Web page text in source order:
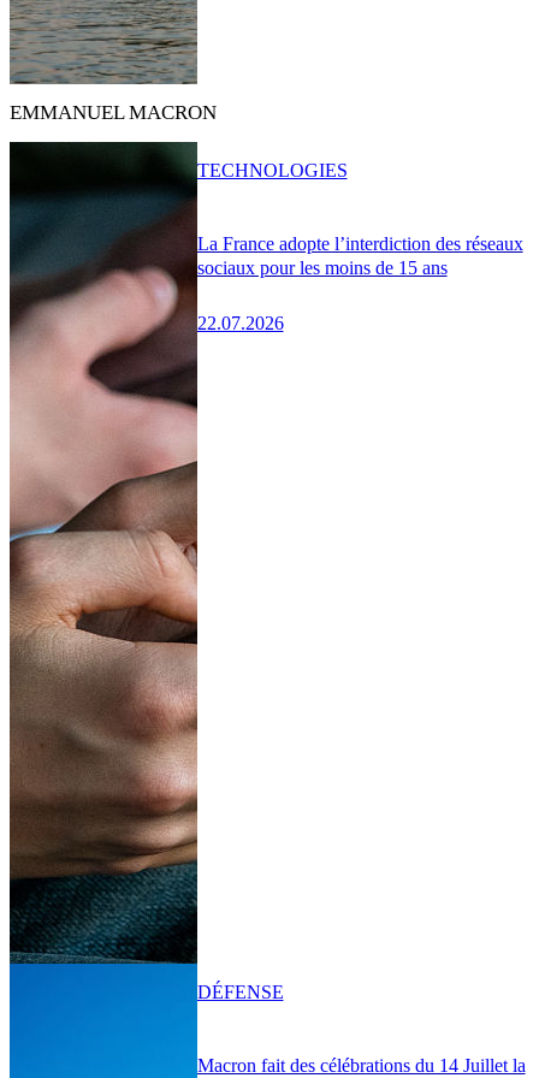
EMMANUEL MACRON
La France adopte l’interdiction des réseaux
sociaux pour les moins de 15 ans
22.07.2026
TECHNOLOGIES
Macron fait des célébrations du 14 Juillet la
DÉFENSE